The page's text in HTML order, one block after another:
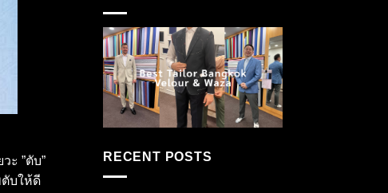
ะ ”ตับ”
ตับให้ดี
RECENT POSTS